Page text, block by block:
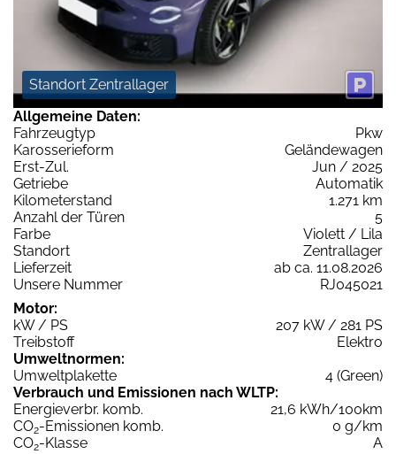
Standort Zentrallager
Allgemeine Daten:
Fahrzeugtyp
Pkw
Karosserieform
Geländewagen
Erst-Zul.
Jun / 2025
Getriebe
Automatik
Kilometerstand
1.271 km
Anzahl der Türen
5
Farbe
Violett / Lila
Standort
Zentrallager
Lieferzeit
ab ca. 11.08.2026
Unsere Nummer
RJ045021
Motor:
kW / PS
207 kW / 281 PS
Treibstoff
Elektro
Umweltnormen:
Umweltplakette
4 (Green)
Verbrauch und Emissionen nach WLTP:
Energieverbr. komb.
21,6 kWh/100km
CO2-Emissionen komb.
0 g/km
CO2-Klasse
A